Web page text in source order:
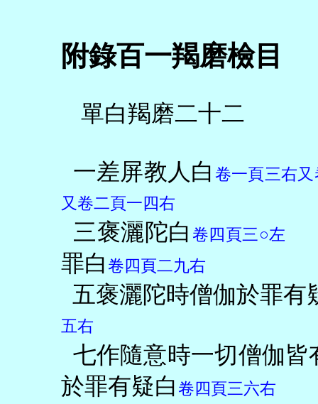
附錄百一羯磨檢目
單白羯磨二十二
一差屏教人白 卷一頁三右
又卷二頁一四右
三褒灑陀白 卷四頁三○左
罪白 卷四頁二九右
五褒灑陀時僧伽於罪有
五右
七作隨意時一切僧伽皆
於罪有疑白 卷四頁三六右